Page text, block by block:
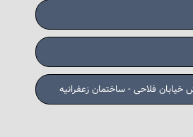
فلاحی - ساختمان زعفرانیه